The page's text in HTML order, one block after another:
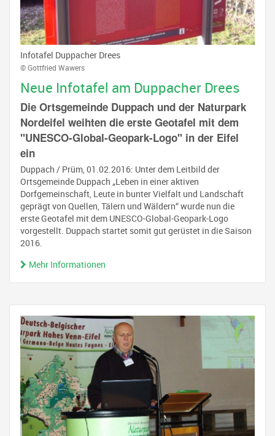
Infotafel Duppacher Drees
© Gottfried Wawers
Neue Infotafel am Duppacher Drees
Die Ortsgemeinde Duppach und der Naturpark
Nordeifel weihten die erste Geotafel mit dem
"UNESCO-Global-Geopark-Logo" in der Eifel
ein
Duppach / Prüm, 01.02.2016: Unter dem Leitbild der
Ortsgemeinde Duppach „Leben in einer aktiven
Dorfgemeinschaft, Leute in bunter Vielfalt und Landschaft
geprägt von Quellen, Tälern und Wäldern“ wurde nun die
erste Geotafel mit dem UNESCO-Global-Geopark-Logo
vorgestellt. Duppach startet somit gut gerüstet in die Saison
2016.
Mehr Informationen